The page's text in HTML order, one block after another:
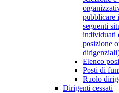
pubblicare
seguenti
individuati
posizione
dirigenziali)
Elenco
Posti di
Ruolo
Dirigenti cessati